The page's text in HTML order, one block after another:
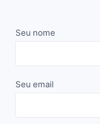
Seu nome
Seu email